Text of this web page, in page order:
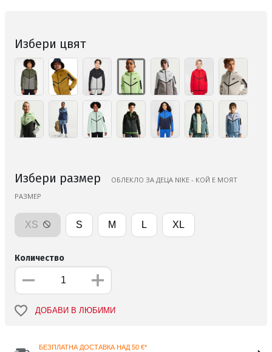
Избери цвят
Избери размер
ОБЛЕКЛО ЗА ДЕЦА NIKE - КОЙ Е МОЯТ
РАЗМЕР
XS S M L XL
Количество
ДОБАВИ В ЛЮБИМИ
БЕЗПЛАТНА ДОСТАВКА НАД 50 €*